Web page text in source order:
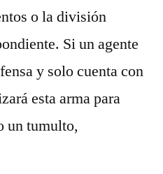
o la división
Si un agente
y solo cuenta con
esta arma para
un tumulto,